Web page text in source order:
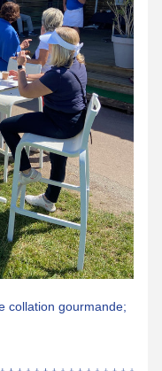
collation gourmande;